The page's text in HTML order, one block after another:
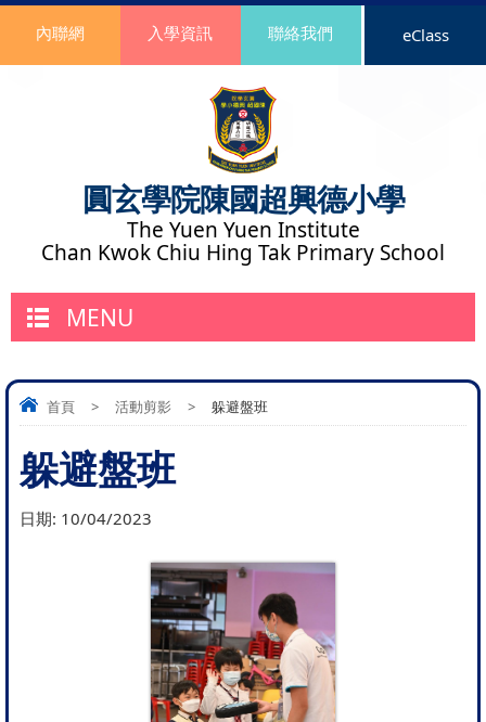
圓玄學院陳國超興德小學
The Yuen Yuen Institute
Chan Kwok Chiu Hing Tak Primary School
內聯網 入學資訊 聯絡我們 eClass
MENU
首頁 > 活動剪影 > 躲避盤班
躲避盤班
日期: 10/04/2023